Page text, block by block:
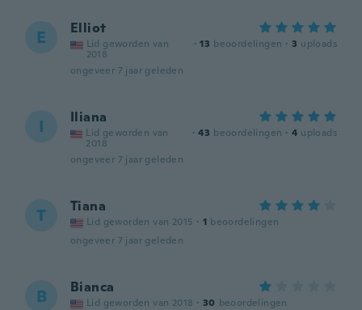
E Elliot
Lid geworden van
2018
· 13 beoordelingen · 3 uploads
ongeveer 7 jaar geleden
I Iliana
Lid geworden van
2018
· 43 beoordelingen · 4 uploads
ongeveer 7 jaar geleden
T Tiana
Lid geworden van 2015 · 1 beoordelingen
ongeveer 7 jaar geleden
B Bianca
Lid geworden van 2018 · 30 beoordelingen